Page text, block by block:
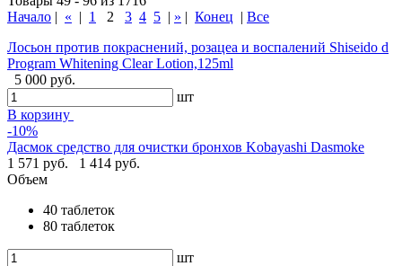
Начало | « | 1 2 3 4 5 | » | Конец | Все
Лосьон против покраснений, розацеа и воспалений Shiseido d
Program Whitening Clear Lotion,125ml
5 000 руб.
шт
В корзину
-10%
Дасмок средство для очистки бронхов Kobayashi Dasmoke
1 571 руб.
1 414 руб.
Объем
40 таблеток
80 таблеток
шт